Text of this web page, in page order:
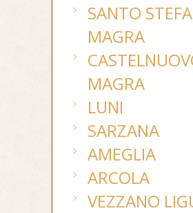
SANTO
MAGRA
MAGRA
LUNI
SARZANA
AMEGLIA
ARCOLA
VEZZANO